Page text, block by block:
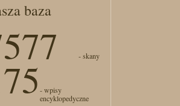
baza
- skany
- wpisy
encyklopedyczne